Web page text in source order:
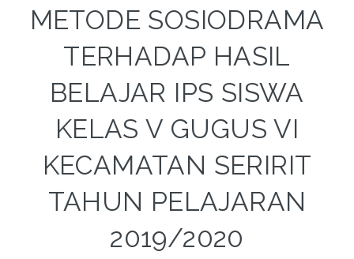
METODE SOSIODRAMA
TERHADAP HASIL
BELAJAR IPS SISWA
KELAS V GUGUS VI
KECAMATAN SERIRIT
TAHUN PELAJARAN
2019/2020